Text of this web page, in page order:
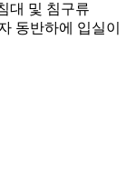
대 및 침구류
동반하에 입실이